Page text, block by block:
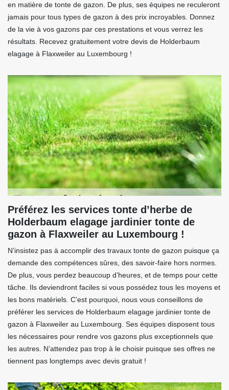
en matière de tonte de gazon. De plus, ses équipes ne reculeront
jamais pour tous types de gazon à des prix incroyables. Donnez
de la vie à vos gazons par ces prestations et vous verrez les
résultats. Recevez gratuitement votre devis de Holderbaum
elagage à Flaxweiler au Luxembourg !
Préférez les services tonte d’herbe de
Holderbaum elagage jardinier tonte de
gazon à Flaxweiler au Luxembourg !
N’insistez pas à accomplir des travaux tonte de gazon puisque ça
demande des compétences sûres, des savoir-faire hors normes.
De plus, vous perdez beaucoup d’heures, et de temps pour cette
tâche. Ils deviendront faciles si vous possédez tous les moyens et
les bons matériels. C’est pourquoi, nous vous conseillons de
préférer les services de Holderbaum elagage jardinier tonte de
gazon à Flaxweiler au Luxembourg. Ses équipes disposent tous
les nécessaires pour rendre vos gazons plus exceptionnels que
les autres. N’attendez pas trop à le choisir puisque ses offres ne
tiennent pas longtemps avec devis gratuit !